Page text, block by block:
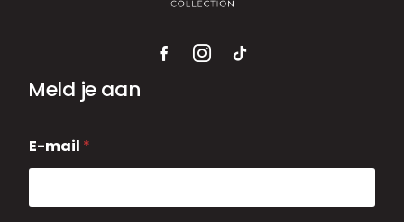
Meld je aan
-
m
i
E-mail *